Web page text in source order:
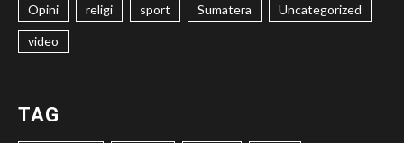
Opini religi sport Sumatera Uncategorized
video
TAG